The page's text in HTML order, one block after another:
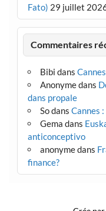
Fato) 29 juillet
Commentaires
Bibi dans
Anonymedans
dans propale
Sodans Cannes
Gema dans
anticonceptivo
anonymedans
finance?